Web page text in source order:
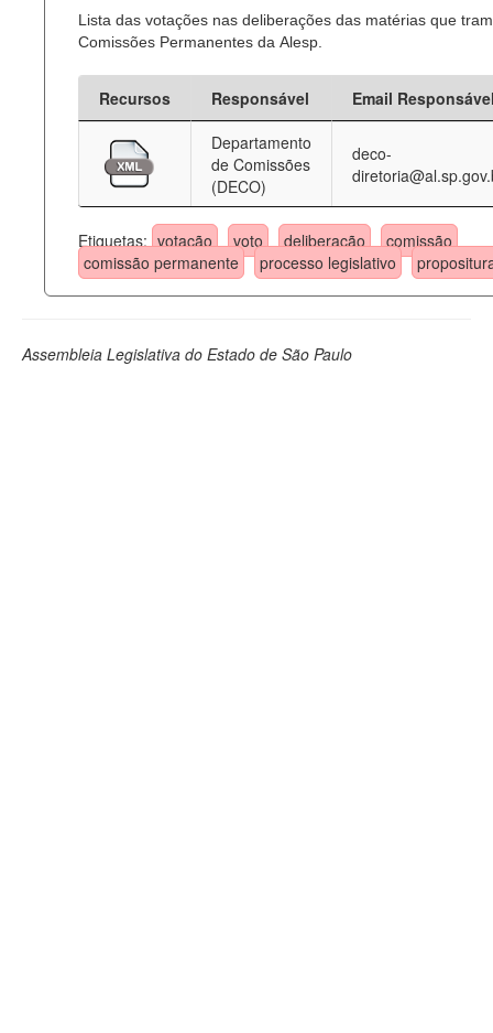
Lista das votações nas deliberações das matérias que
Comissões Permanentes da Alesp.
Recursos Responsável
Email
Departamento
de Comissões
(DECO)
deco-
Etiquetas: votação voto deliberação
comissão
comissão permanente
processo legislativo
Assembleia Legislativa do Estado de São Paulo